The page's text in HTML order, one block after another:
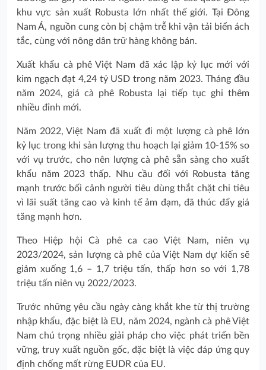
khu vực sản xuất Robusta lớn nhất thế giới. Tại Đông
Nam Á, nguồn cung còn bị chậm trễ khi vận tải biển ách
tắc, cùng với nông dân trữ hàng không bán.
Xuất khẩu cà phê Việt Nam đã xác lập kỷ lục mới với
kim ngạch đạt 4,24 tỷ USD trong năm 2023. Tháng đầu
năm 2024, giá cà phê Robusta lại tiếp tục ghi thêm
nhiều đỉnh mới.
Năm 2022, Việt Nam đã xuất đi một lượng cà phê lớn
kỷ lục trong khi sản lượng thu hoạch lại giảm 10-15% so
với vụ trước, cho nên lượng cà phê sẵn sàng cho xuất
khẩu năm 2023 thấp. Nhu cầu đối với Robusta tăng
mạnh trước bối cảnh người tiêu dùng thắt chặt chi tiêu
vì lãi suất tăng cao và kinh tế ảm đạm, đã thúc đẩy giá
tăng mạnh hơn.
Theo Hiệp hội Cà phê ca cao Việt Nam, niên vụ
2023/2024, sản lượng cà phê của Việt Nam dự kiến sẽ
giảm xuống 1,6 – 1,7 triệu tấn, thấp hơn so với 1,78
triệu tấn niên vụ 2022/2023.
Trước những yêu cầu ngày càng khắt khe từ thị trường
nhập khẩu, đặc biệt là EU, năm 2024, ngành cà phê Việt
Nam chú trọng nhiều giải pháp cho việc phát triển bền
vững, truy xuất nguồn gốc, đặc biệt là việc đáp ứng quy
định chống mất rừng EUDR của EU.